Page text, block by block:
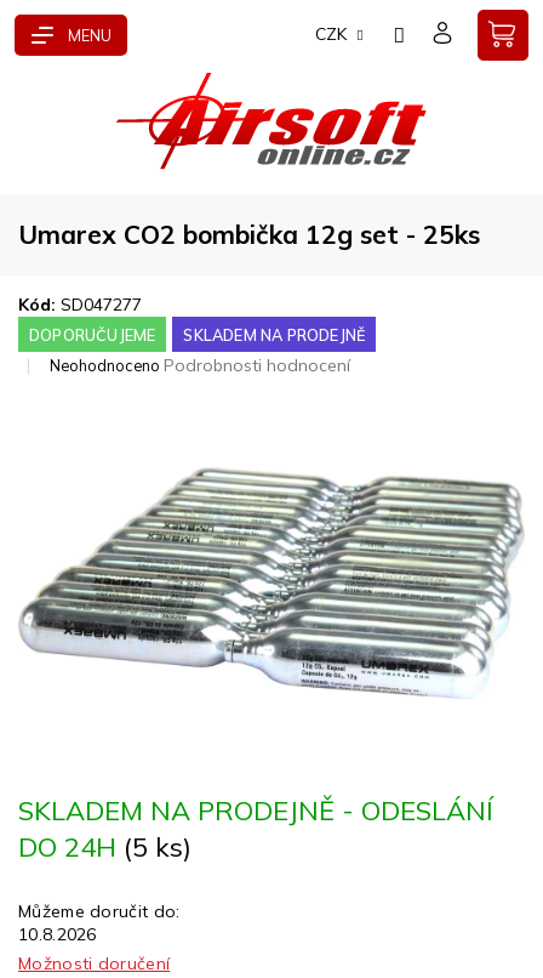
Přejít
CZK
Umarex CO2 bombička 12g set - 25ks
Kód: SD047277
DOPORUČUJEME SKLADEM NA PRODEJNĚ
Průměrné
hvězdiček.
Neohodnoceno Podrobnosti hodnocení
SKLADEM NA PRODEJNĚ - ODESLÁNÍ
DO 24H (5 ks)
Můžeme doručit do:
10.8.2026
Možnosti doručení